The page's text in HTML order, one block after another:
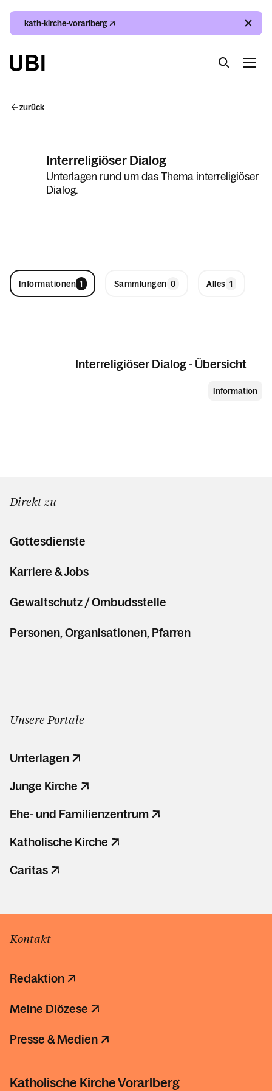
Kalender
kath-kirche-vorarlberg
zurück
Interreligiöser Dialog
Unterlagen rund um das Thema interreligiöser
Dialog.
Informationen Sammlungen Alles
Interreligiöser Dialog - Übersicht
Information
Direkt zu
Gottesdienste
Karriere & Jobs
Gewaltschutz / Ombudsstelle
Personen, Organisationen, Pfarren
Unsere Portale
Unterlagen
Junge Kirche
Ehe- und Familienzentrum
Katholische Kirche
Caritas
Kontakt
Redaktion
Meine Diözese
Presse & Medien
Katholische Kirche Vorarlberg